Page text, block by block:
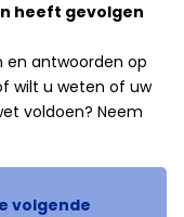
heeft gevolgen
en antwoorden op
wilt u weten of uw
voldoen? Neem
volgende